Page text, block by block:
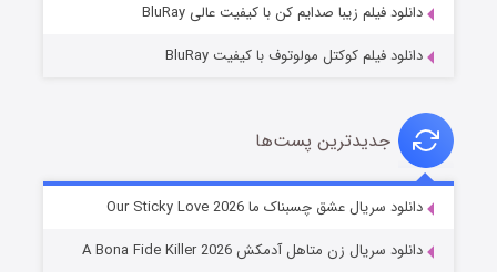
شوهر
دانلود فیلم زیبا صدایم کن با کیفیت عالی BluRay
دانلود فیلم کوکتل مولوتوف با کیفیت BluRay
جدیدترین پست‌ها
دانلود سریال عشق چسبناک ما Our Sticky Love 2026
دانلود سریال زن متاهل آدمکش A Bona Fide Killer 2026